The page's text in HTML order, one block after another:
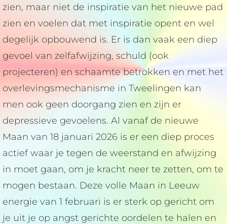
zien, maar niet de inspiratie van het nieuwe pad
zien en voelen dat met inspiratie opent en wel
degelijk opbouwend is. Er is dan vaak een diep
gevoel van zelfafwijzing, schuld (ook
projecteren) en schaamte betrokken en met het
overlevingsmechanisme in Tweelingen kan
men ook geen doorgang zien en zijn er
depressieve gevoelens. Al vanaf de nieuwe
Maan van 18 januari 2026 is er een diep proces
actief waar je tegen de weerstand en afwijzing
in moet gaan, om je kracht neer te zetten, om te
mogen bestaan. Deze volle Maan in Leeuw
energie van 1 februari is er sterk op gericht om
je uit je op angst gerichte oordelen te halen en